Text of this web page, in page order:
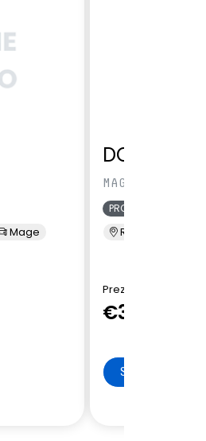
Mage
MAGE L7 PHEV
PRONTA CONSEGNA
Renord Sesto S.
Prezzo di Listino
€39.451
SCHEDA